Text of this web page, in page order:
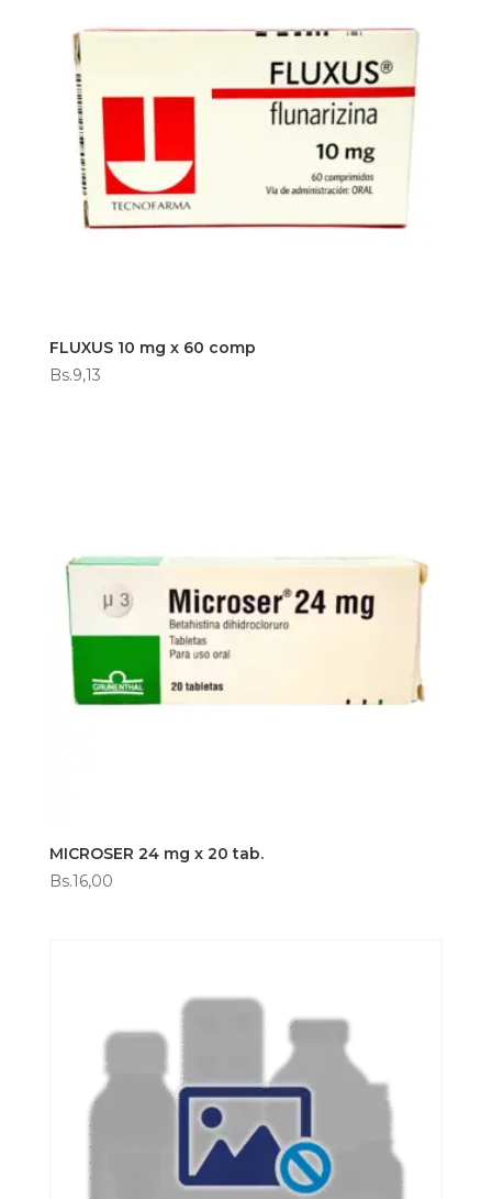
FLUXUS 10 mg x 60 comp
Bs.9,13
MICROSER 24 mg x 20 tab.
Bs.16,00